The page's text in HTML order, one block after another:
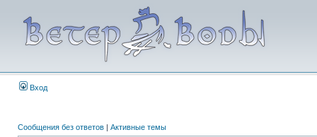
Вход
Сообщения без ответов | Активные темы